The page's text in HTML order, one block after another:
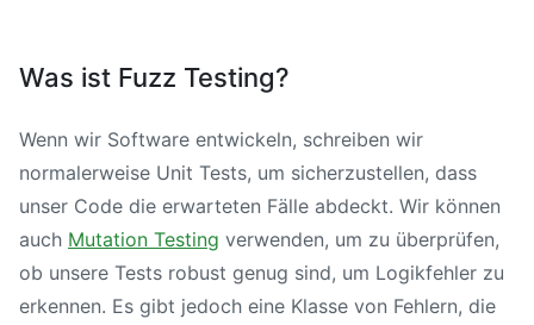
Was ist Fuzz Testing?
Wenn wir Software entwickeln, schreiben wir
normalerweise Unit Tests, um sicherzustellen, dass
unser Code die erwarteten Fälle abdeckt. Wir können
auch Mutation Testing verwenden, um zu überprüfen,
ob unsere Tests robust genug sind, um Logikfehler zu
erkennen. Es gibt jedoch eine Klasse von Fehlern, die